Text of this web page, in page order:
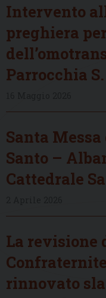
Intervento
preghiera
Parrocchia
Santa
Santo –
Cattedrale
La revisione
rinnovato